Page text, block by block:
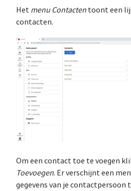
Het menu Contacten toont een
contacten.
Om een contact toe te voegen
Toevoegen. Er verschijnt een
gegevens van je contactpersoon